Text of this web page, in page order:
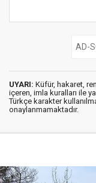
UYARI: Küfür, hakaret,
içeren, imla kuralları ile
Türkçe karakter
onaylanmamaktadır.